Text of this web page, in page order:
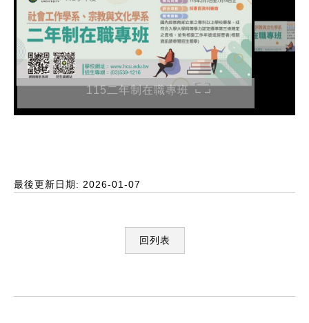
115二年制在職專班
最後更新日期: 2026-01-07
回列表